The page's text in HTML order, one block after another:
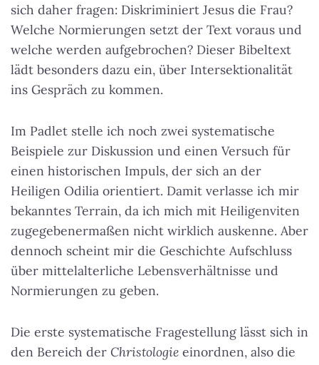
sich daher fragen: Diskriminiert Jesus die Frau?
Welche Normierungen setzt der Text voraus und
welche werden aufgebrochen? Dieser Bibeltext
lädt besonders dazu ein, über Intersektionalität
ins Gespräch zu kommen.
Im Padlet stelle ich noch zwei systematische
Beispiele zur Diskussion und einen Versuch für
einen historischen Impuls, der sich an der
Heiligen Odilia orientiert. Damit verlasse ich mir
bekanntes Terrain, da ich mich mit Heiligenviten
zugegebenermaßen nicht wirklich auskenne. Aber
dennoch scheint mir die Geschichte Aufschluss
über mittelalterliche Lebensverhältnisse und
Normierungen zu geben.
Die erste systematische Fragestellung lässt sich in
den Bereich der Christologie einordnen, also die